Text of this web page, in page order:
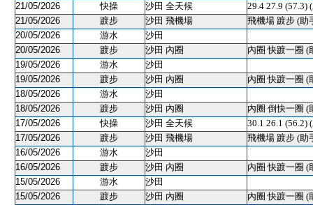
21/05/2026
快操 沙田 全天候
29.4 27.9 (57.3)
21/05/2026
踱步 沙田 飛機場
飛機場 踱步 (助
20/05/2026
游水
沙田
20/05/2026
踱步 沙田 內圈
內圈 快踱一圈 (
19/05/2026
游水
沙田
19/05/2026
踱步 沙田 內圈
內圈 快踱一圈 (
18/05/2026
游水
沙田
18/05/2026
踱步 沙田 內圈
內圈 倒快一圈 (
17/05/2026
快操 沙田 全天候
30.1 26.1 (56.2)
17/05/2026
踱步 沙田 飛機場
飛機場 踱步 (助
16/05/2026
游水
沙田
16/05/2026
踱步 沙田 內圈
內圈 快踱一圈 (
15/05/2026
游水
沙田
15/05/2026
踱步 沙田 內圈
內圈 快踱一圈 (